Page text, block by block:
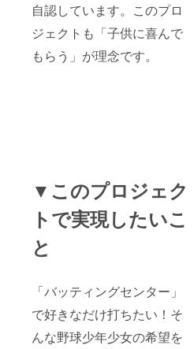
自認しています。このプロ
ジェクトも「子供に喜んで
もらう」が理念です。
▼このプロジェク
トで実現したいこ
と
「バッティングセンター」
で好きなだけ打ちたい！そ
んな野球少年少女の希望を